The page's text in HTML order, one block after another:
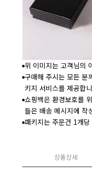
위 이미지는 고객님의
구매해 주시는 모든 분
키지 서비스를 제공합
쇼핑백은 환경보호를
들은 배송 메시지에 작
패키지는 주문건 1개
상품상세